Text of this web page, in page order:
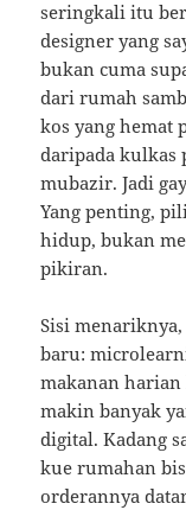
seringkali itu
designer yang
bukan cuma
dari rumah
kos yang hemat
daripada kulkas
mubazir. Jadi
Yang penting,
hidup, bukan
pikiran.
Sisi
baru:
makanan
makin banyak
digital. Kadang
kue rumahan
orderannya